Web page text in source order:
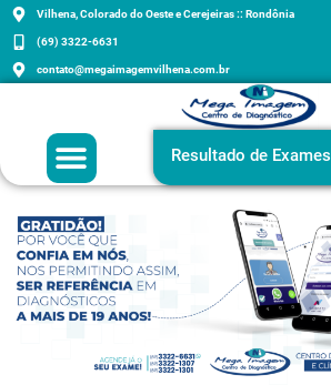
Vilhena, Colorado do Oeste e Cerejeiras :: Rondônia
(69) 3322-6631
contato@megaimagemvilhena.com.br
Resultado de Exames